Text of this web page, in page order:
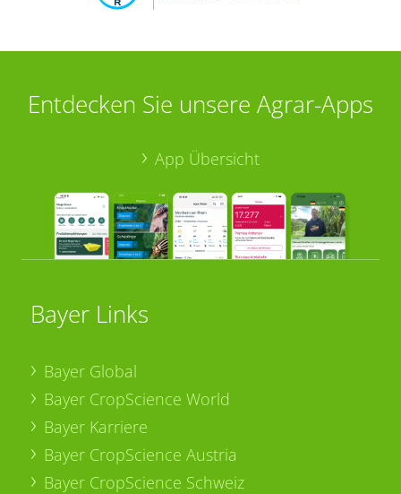
Entdecken Sie unsere Agrar-Apps
App Übersicht
Bayer Links
Bayer Global
Bayer CropScience World
Bayer Karriere
Bayer CropScience Austria
Bayer CropScience Schweiz